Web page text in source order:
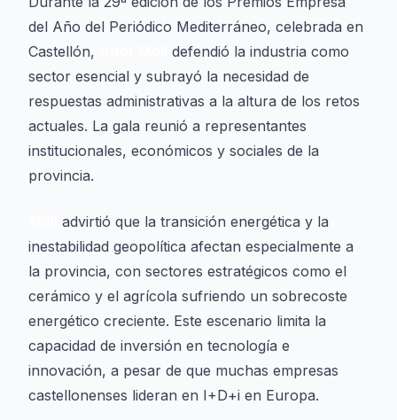
del Año del Periódico Mediterráneo, celebrada en
Castellón,
defendió la industria como
sector esencial y subrayó la necesidad de
respuestas administrativas a la altura de los retos
actuales. La gala reunió a representantes
institucionales, económicos y sociales de la
provincia.
advirtió que la transición energética y la
inestabilidad geopolítica afectan especialmente a
la provincia, con sectores estratégicos como el
cerámico y el agrícola sufriendo un sobrecoste
energético creciente. Este escenario limita la
capacidad de inversión en tecnología e
innovación, a pesar de que muchas empresas
castellonenses lideran en I+D+i en Europa.